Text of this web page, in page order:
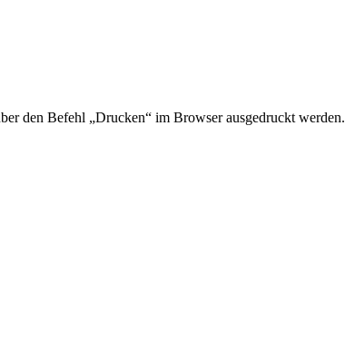
den Befehl „Drucken“ im Browser ausgedruckt werden.